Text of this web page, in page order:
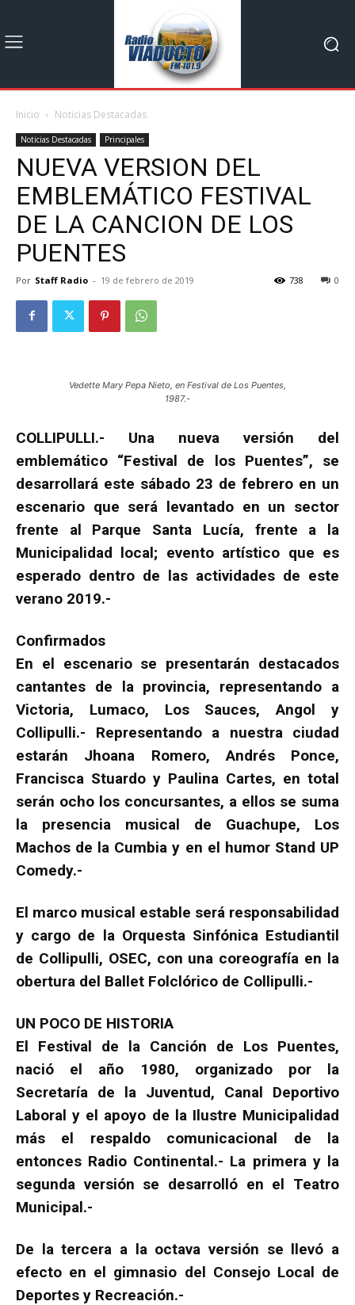
Inicio Noticias Destacadas
Noticias Destacadas Principales
NUEVA VERSION DEL
EMBLEMÁTICO FESTIVAL
DE LA CANCION DE LOS
PUENTES
Por Staff Radio - 19 de febrero de 2019 0
738
Vedette Mary Pepa Nieto, en Festival de Los Puentes,
1987.-
COLLIPULLI.- Una nueva versión del
emblemático “Festival de los Puentes”, se
desarrollará este sábado 23 de febrero en un
escenario que será levantado en un sector
frente al Parque Santa Lucía, frente a la
Municipalidad local; evento artístico que es
esperado dentro de las actividades de este
verano 2019.-
Confirmados
En el escenario se presentarán destacados
cantantes de la provincia, representando a
Victoria, Lumaco, Los Sauces, Angol y
Collipulli.- Representando a nuestra ciudad
estarán Jhoana Romero, Andrés Ponce,
Francisca Stuardo y Paulina Cartes, en total
serán ocho los concursantes, a ellos se suma
la presencia musical de Guachupe, Los
Machos de la Cumbia y en el humor Stand UP
Comedy.-
El marco musical estable será responsabilidad
y cargo de la Orquesta Sinfónica Estudiantil
de Collipulli, OSEC, con una coreografía en la
obertura del Ballet Folclórico de Collipulli.-
UN POCO DE HISTORIA
El Festival de la Canción de Los Puentes,
nació el año 1980, organizado por la
Secretaría de la Juventud, Canal Deportivo
Laboral y el apoyo de la Ilustre Municipalidad
más el respaldo comunicacional de la
entonces Radio Continental.- La primera y la
segunda versión se desarrolló en el Teatro
Municipal.-
De la tercera a la octava versión se llevó a
efecto en el gimnasio del Consejo Local de
Deportes y Recreación.-